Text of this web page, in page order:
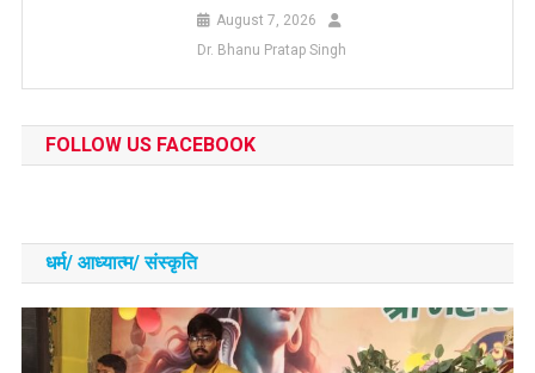
August 7, 2026
Dr. Bhanu Pratap Singh
FOLLOW US FACEBOOK
धर्म/ आध्‍यात्‍म/ संस्‍कृति